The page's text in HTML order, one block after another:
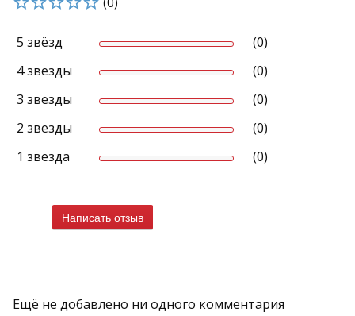
5 звёзд
(0)
4 звезды
(0)
3 звезды
(0)
2 звезды
(0)
1 звезда
(0)
Написать отзыв
Ещё не добавлено ни одного комментария